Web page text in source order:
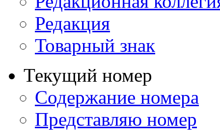
Редакция
Товарный знак
Текущий номер
Содержание номера
Представляю номер